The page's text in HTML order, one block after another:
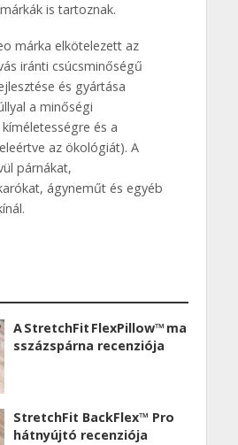
is tartoznak.
márka elkötelezett az
iránti csúcsminőségű
és gyártása
a minőségi
és a
az ökológiát). A
párnákat,
ágyneműt és egyéb
A StretchFit FlexPillow™ ma
sszázspárna recenziója
StretchFit BackFlex™ Pro
hátnyújtó recenziója